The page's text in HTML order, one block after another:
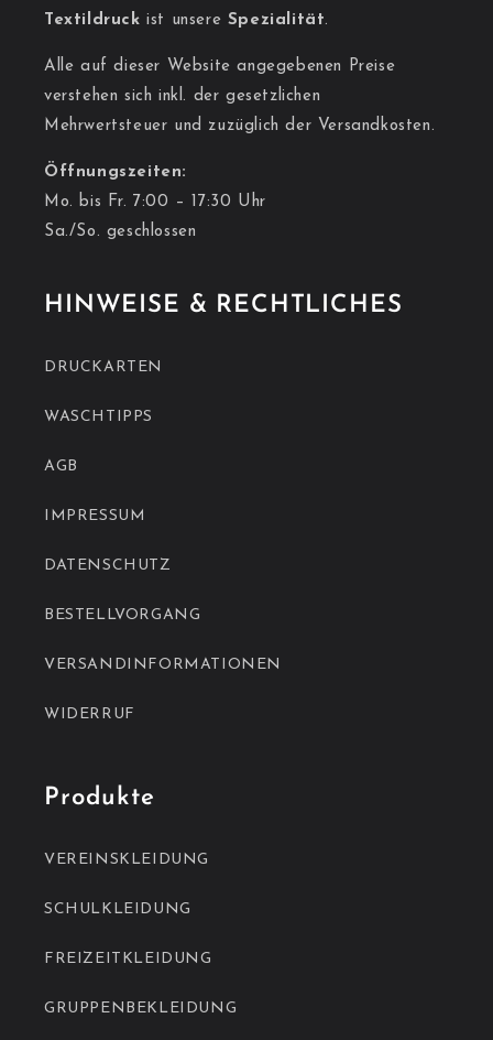
Textildruck ist unsere Spezialität.
Alle auf dieser Website angegebenen Preise
verstehen sich inkl. der gesetzlichen
Mehrwertsteuer und zuzüglich der Versandkosten.
Öffnungszeiten:
Mo. bis Fr. 7:00 – 17:30 Uhr
Sa./So. geschlossen
HINWEISE & RECHTLICHES
DRUCKARTEN
WASCHTIPPS
AGB
IMPRESSUM
DATENSCHUTZ
BESTELLVORGANG
VERSANDINFORMATIONEN
WIDERRUF
Produkte
VEREINSKLEIDUNG
SCHULKLEIDUNG
FREIZEITKLEIDUNG
GRUPPENBEKLEIDUNG